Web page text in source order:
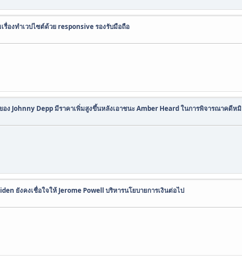
รื่องทำเวปไซต์ด้วย responsive รองรับมือถือ
อง Johnny Depp มีราคาเพิ่มสูงขึ้นหลังเอาชนะ Amber Heard ในการพิจารณาคดีหมิ
ยังคงเชื่อใจให้ Jerome Powell บริหารนโยบายการเงินต่อไป